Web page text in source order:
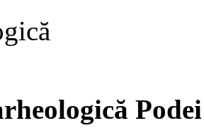
Podei